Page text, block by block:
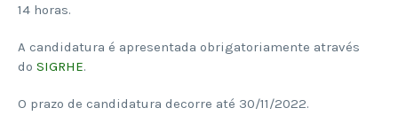
14 horas.
A candidatura é apresentada obrigatoriamente através
do SIGRHE.
O prazo de candidatura decorre até 30/11/2022.